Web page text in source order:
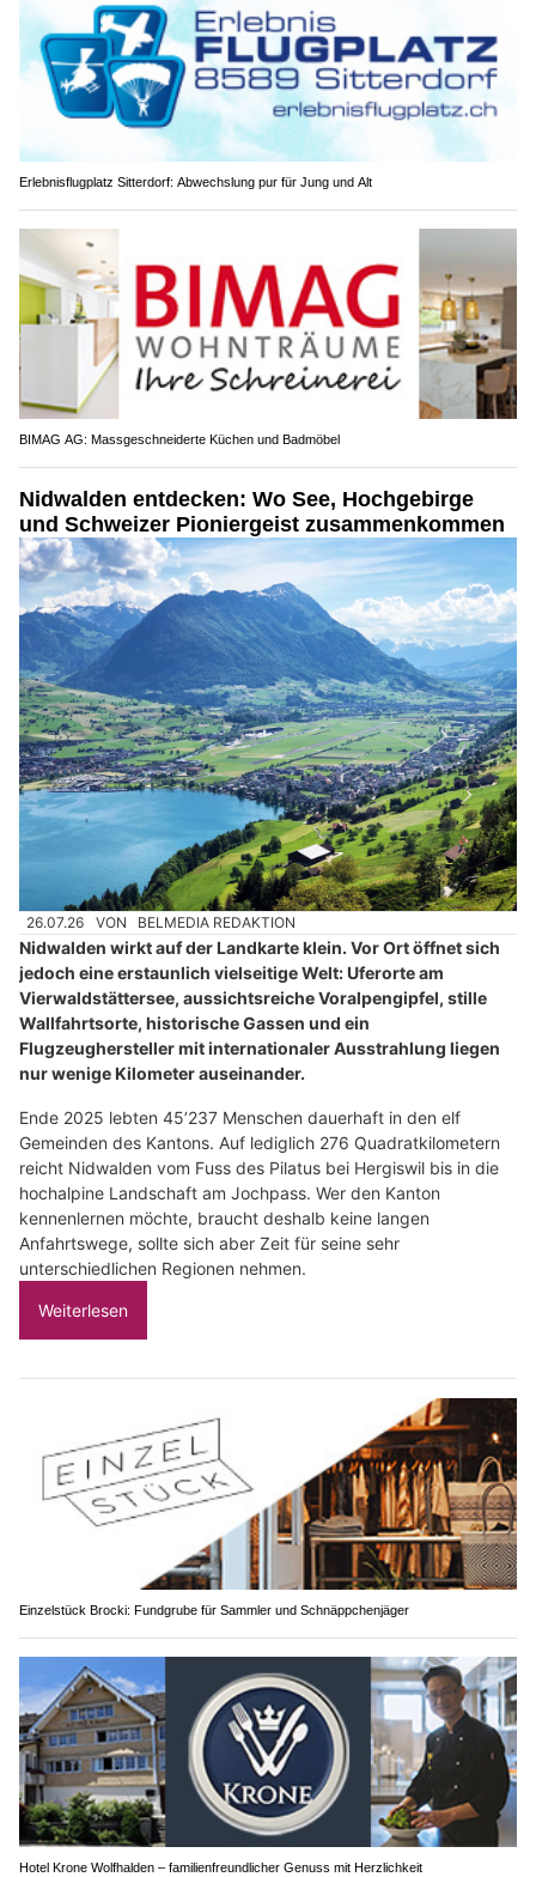
Erlebnisflugplatz Sitterdorf: Abwechslung pur für Jung und Alt
BIMAG AG: Massgeschneiderte Küchen und Badmöbel
Nidwalden entdecken: Wo See, Hochgebirge
und Schweizer Pioniergeist zusammenkommen
26.07.26 VON BELMEDIA REDAKTION
Nidwalden wirkt auf der Landkarte klein. Vor Ort öffnet sich
jedoch eine erstaunlich vielseitige Welt: Uferorte am
Vierwaldstättersee, aussichtsreiche Voralpengipfel, stille
Wallfahrtsorte, historische Gassen und ein
Flugzeughersteller mit internationaler Ausstrahlung liegen
nur wenige Kilometer auseinander.
Ende 2025 lebten 45’237 Menschen dauerhaft in den elf
Gemeinden des Kantons. Auf lediglich 276 Quadratkilometern
reicht Nidwalden vom Fuss des Pilatus bei Hergiswil bis in die
hochalpine Landschaft am Jochpass. Wer den Kanton
kennenlernen möchte, braucht deshalb keine langen
Anfahrtswege, sollte sich aber Zeit für seine sehr
unterschiedlichen Regionen nehmen.
Weiterlesen
Einzelstück Brocki: Fundgrube für Sammler und Schnäppchenjäger
Hotel Krone Wolfhalden – familienfreundlicher Genuss mit Herzlichkeit